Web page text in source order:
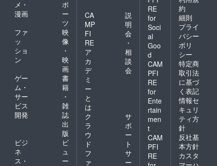
メ・
漫画
ポ
ー
ツ
ファ
ッ
ショ
ン
映
像
・
映
画
ゲー
ム・
サー
ビス
開発
書
籍
・
雑
誌
出
版
ビジ
ネ
ス・
ビ
ュ
ー
CA
MP
FI
RE
ア
カ
デ
ミ
ー
と
は
説
明
会
・
相
談
会
ク
ラ
ウ
ド
フ
ァ
サ
ポ
ー
ト
サ
ー
RE
for
Soci
al
Goo
d
CAM
PFI
RE
for
Ente
rtain
men
t
CAM
PFI
RE
約
細則
プライ
バシー
ポリ
シー
特定商
取引法
に基づ
く表記
情報セ
キュリ
ティ方
針
反社基
本方針
カスタ